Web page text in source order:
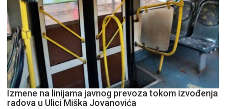
Izmene na linijama javnog prevoza tokom izvođenja
radova u Ulici Miška Jovanovića